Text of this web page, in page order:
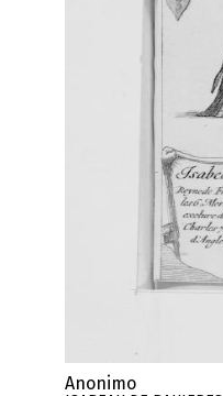
Anonimo